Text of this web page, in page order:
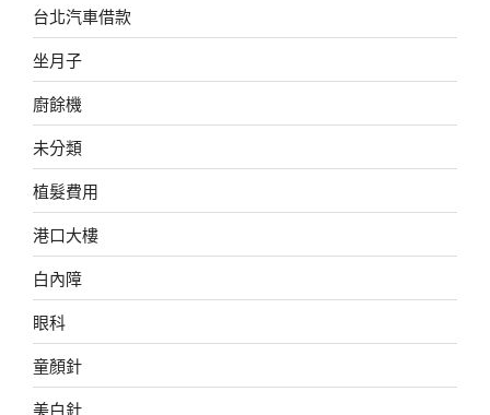
台北汽車借款
坐月子
廚餘機
未分類
植髮費用
港口大樓
白內障
眼科
童顏針
美白針